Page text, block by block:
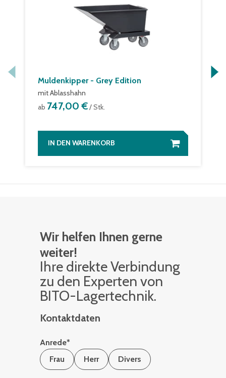
Muldenkipper - Grey Edition
mit Ablasshahn
ab 747,00 €/ Stk.
IN DEN WARENKORB
Wir helfen Ihnen gerne
weiter!
Ihre di­rek­te Ver­bin­dung
zu den Ex­per­ten von
BITO-La­ger­tech­nik.
Kontaktdaten
Anrede*
Frau
Herr Divers